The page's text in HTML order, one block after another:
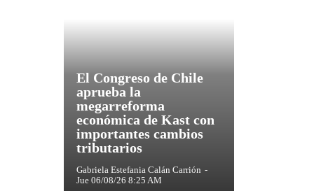
El Congreso de Chile
aprueba la
megarreforma
económica de Kast con
importantes cambios
tributarios
Gabriela Estefania Calán Carrión -
Jue 06/08/26 8:25 AM